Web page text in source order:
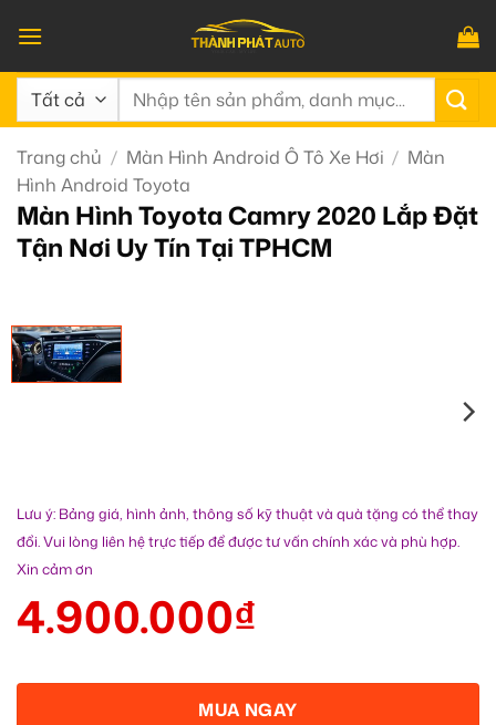
qua
nội
dung
Tìm
Trang chủ / Màn Hình Android Ô Tô Xe Hơi / Màn
Hình Android Toyota
Màn Hình Toyota Camry 2020 Lắp Đặt
Tận Nơi Uy Tín Tại TPHCM
Lưu ý: Bảng giá, hình ảnh, thông số kỹ thuật và quà tặng có thể thay
đổi. Vui lòng liên hệ trực tiếp để được tư vấn chính xác và phù hợp.
Xin cảm ơn
4.900.000₫
MUA NGAY